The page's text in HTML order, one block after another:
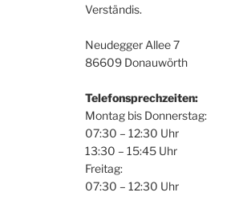
Verständis.
Neudegger Allee 7
86609 Donauwörth
Telefonsprechzeiten:
Montag bis Donnerstag:
07:30 – 12:30 Uhr
13:30 – 15:45 Uhr
Freitag:
07:30 – 12:30 Uhr